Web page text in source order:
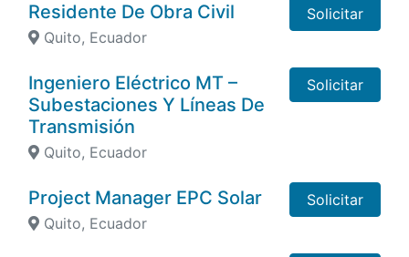
Residente De Obra Civil
Quito, Ecuador
Solicitar
Ingeniero Eléctrico MT –
Subestaciones Y Líneas De
Transmisión
Quito, Ecuador
Solicitar
Project Manager EPC Solar
Quito, Ecuador
Solicitar